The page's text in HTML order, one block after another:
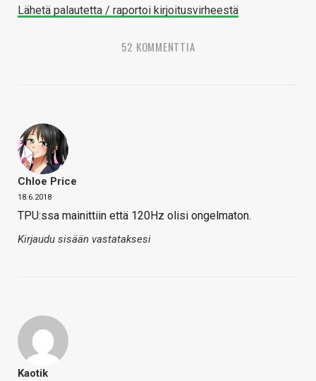
Lähetä palautetta / raportoi kirjoitusvirheestä
52 KOMMENTTIA
Chloe Price
18.6.2018
TPU:ssa mainittiin että 120Hz olisi ongelmaton.
Kirjaudu sisään vastataksesi
Kaotik